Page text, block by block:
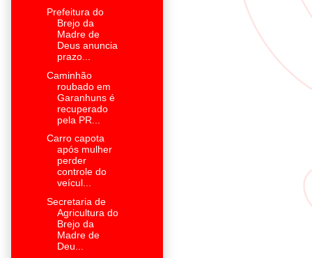
Prefeitura do
Brejo da
Madre de
Deus anuncia
prazo...
Caminhão
roubado em
Garanhuns é
recuperado
pela PR...
Carro capota
após mulher
perder
controle do
veícul...
Secretaria de
Agricultura do
Brejo da
Madre de
Deu...